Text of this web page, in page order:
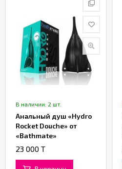
В наличии: 2 шт.
Анальный душ «Hydro
Rocket Douche» от
«Bathmate»
23 000 T